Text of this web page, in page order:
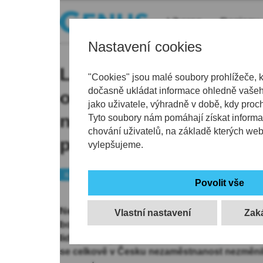
Nastavení cookies
"Cookies" jsou malé soubory prohlížeče,
dočasně ukládat informace ohledně
jako uživatele, výhradně v době, kdy
Tyto soubory nám pomáhají získat
chování uživatelů, na základě kterých
vylepšujeme.
Vlastní nastavení
Liberec Regiony
Lidí bez práce přibylo
okresech kraje,
nezaměstnanost na
procenta
Kraj
Nezaměstnanost v Libereckém kraji v září
bodu na 5,2 procenta. Na konci měsíce bylo
lidí, proti srpnu o 429 víc. Podle
se celkově v Česku nezaměstnanost